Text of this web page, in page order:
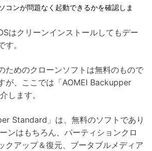
コンが問題なく起動できるかを確認しま
はクリーンインストールしてもデー
。
ためのクローンソフトは無料のもので
が、ここでは「AOMEI Backupper
します。
Standard」は、無料のソフトであり
ンはもちろん、パーティションクロ
クアップ＆復元、ブータブルメディア